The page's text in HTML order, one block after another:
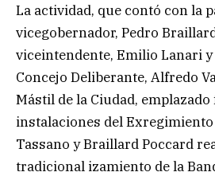
La actividad, que contó con la
vicegobernador, Pedro
viceintendente, Emilio Lanari
Concejo Deliberante, Alfredo
Mástil de la Ciudad, emplazado
instalaciones del Exregimiento
Tassano y Braillard Poccard
tradicional izamiento de la